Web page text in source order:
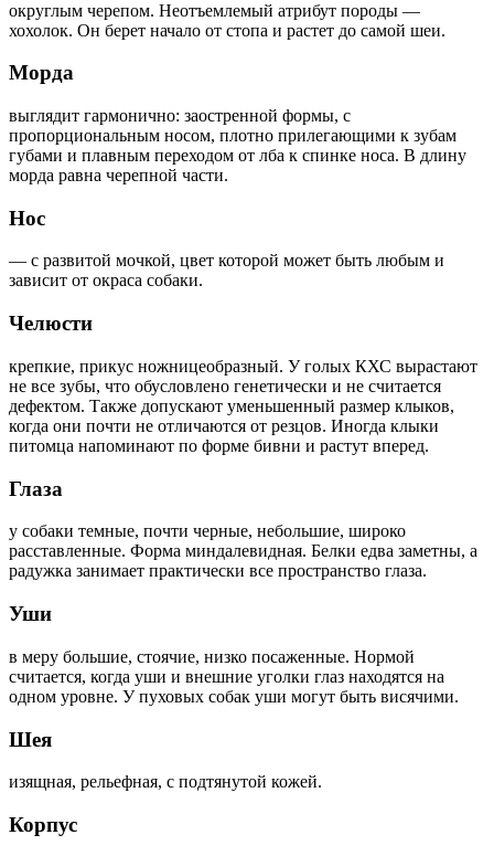
округлым черепом. Неотъемлемый атрибут породы —
хохолок. Он берет начало от стопа и растет до самой шеи.
Морда
выглядит гармонично: заостренной формы, с
пропорциональным носом, плотно прилегающими к зубам
губами и плавным переходом от лба к спинке носа. В длину
морда равна черепной части.
Нос
— с развитой мочкой, цвет которой может быть любым и
зависит от окраса собаки.
Челюсти
крепкие, прикус ножницеобразный. У голых КХС вырастают
не все зубы, что обусловлено генетически и не считается
дефектом. Также допускают уменьшенный размер клыков,
когда они почти не отличаются от резцов. Иногда клыки
питомца напоминают по форме бивни и растут вперед.
Глаза
у собаки темные, почти черные, небольшие, широко
расставленные. Форма миндалевидная. Белки едва заметны, а
радужка занимает практически все пространство глаза.
Уши
в меру большие, стоячие, низко посаженные. Нормой
считается, когда уши и внешние уголки глаз находятся на
одном уровне. У пуховых собак уши могут быть висячими.
Шея
изящная, рельефная, с подтянутой кожей.
Корпус